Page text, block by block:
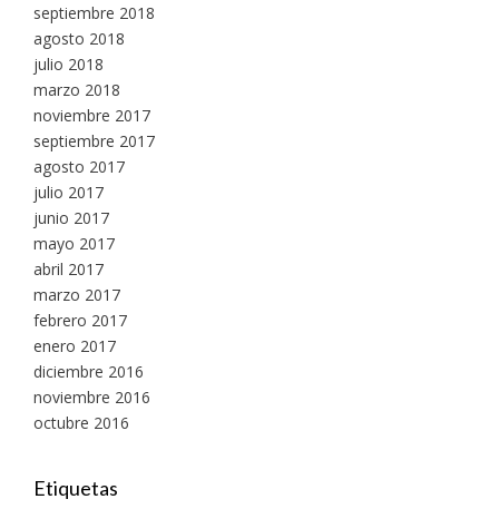
septiembre 2018
agosto 2018
julio 2018
marzo 2018
noviembre 2017
septiembre 2017
agosto 2017
julio 2017
junio 2017
mayo 2017
abril 2017
marzo 2017
febrero 2017
enero 2017
diciembre 2016
noviembre 2016
octubre 2016
Etiquetas